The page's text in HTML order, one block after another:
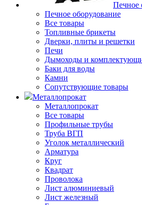
Печное
Печное оборудование
Все товары
Топливные брикеты
Дверки, плиты и решетки
Печи
Дымоходы и
Баки для воды
Камни
Сопутствующие товары
Металлопрокат
Металлопрокат
Все товары
Профильные трубы
Труба ВГП
Уголок металлический
Арматура
Круг
Квадрат
Проволока
Лист алюминиевый
Лист железный